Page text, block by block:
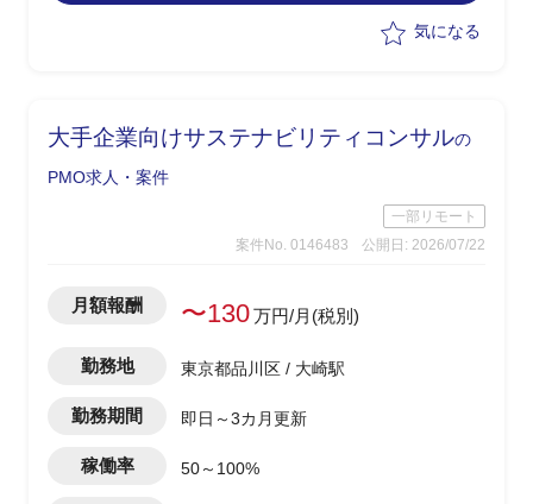
・10月〜立ち上がった改善実行フェーズ
・並行して後続フェーズ(2027〜2029年
気になる
大手企業向けサステナビリティコンサルの
PMO求人・案件
一部リモート
案件No. 0146483
公開日: 2026/07/22
月額報酬 〜130万円/月(税別)
勤務地 東京都品川区 / 大崎駅
勤務期間 即日～3カ月更新
稼働率 50～100%